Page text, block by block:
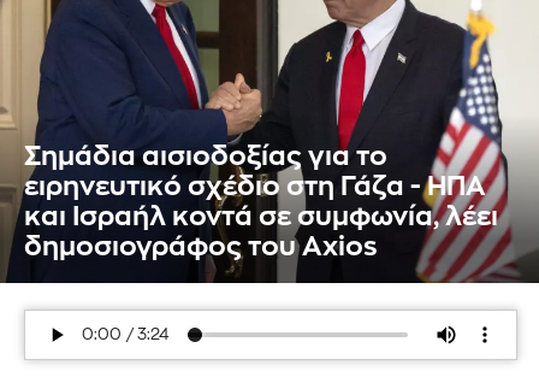
Σημάδια αισιοδοξίας για το
ειρηνευτικό σχέδιο στη Γάζα - ΗΠΑ
και Ισραήλ κοντά σε συμφωνία, λέει
δημοσιογράφος του Axios